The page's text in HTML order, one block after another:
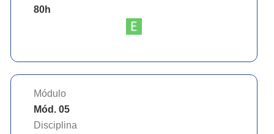
80h
Módulo
Mód. 05
Disciplina